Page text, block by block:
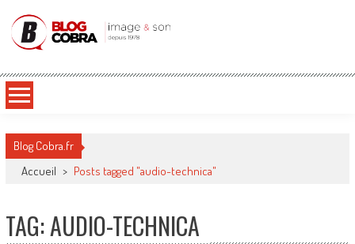
Blog Cobra
Blog Cobra.fr
Accueil > Posts tagged "audio-technica"
TAG: AUDIO-TECHNICA